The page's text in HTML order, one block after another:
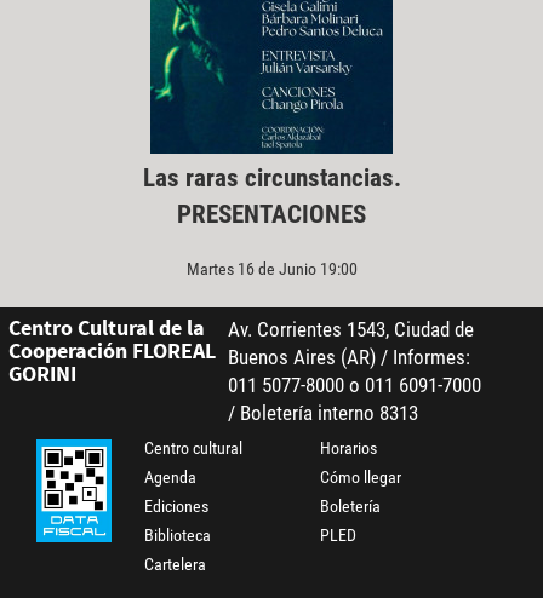
Las raras circunstancias.
PRESENTACIONES
Martes 16 de Junio 19:00
Centro Cultural de la
Cooperación FLOREAL
GORINI
Av. Corrientes 1543, Ciudad de
Buenos Aires (AR) / Informes:
011 5077-8000 o 011 6091-7000
/ Boletería interno 8313
Centro cultural
Agenda
Ediciones
Biblioteca
Cartelera
Horarios
Cómo llegar
Boletería
PLED